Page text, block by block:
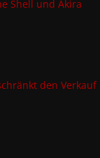
Shell und Akira
den Verkauf